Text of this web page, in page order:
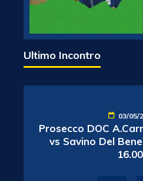
Ultimo Incontro
03/05/
Prosecco DOC
vs Savino Del